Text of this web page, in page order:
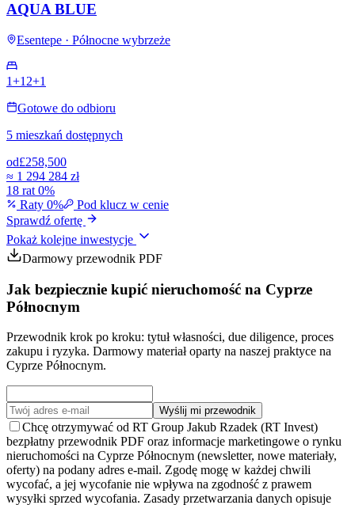
AQUA BLUE
Esentepe · Północne wybrzeże
1+1 2+1
Gotowe do odbioru
5 mieszkań dostępnych
od£258,500
≈ 1 294 284 zł
18 rat 0%
Raty 0%
Pod klucz w cenie
Sprawdź ofertę
Pokaż kolejne inwestycje
Darmowy przewodnik PDF
Jak bezpiecznie kupić nieruchomość na Cyprze
Północnym
Przewodnik krok po kroku: tytuł własności, due diligence, proces
zakupu i ryzyka. Darmowy materiał oparty na naszej praktyce na
Cyprze Północnym.
Wyślij mi przewodnik
Chcę otrzymywać od RT Group Jakub Rzadek (RT Invest)
bezpłatny przewodnik PDF oraz informacje marketingowe o rynku
nieruchomości na Cyprze Północnym (newsletter, nowe materiały,
oferty) na podany adres e-mail. Zgodę mogę w każdej chwili
wycofać, a jej wycofanie nie wpływa na zgodność z prawem
wysyłki sprzed wycofania. Zasady przetwarzania danych opisuje